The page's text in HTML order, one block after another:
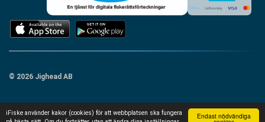
Endast nödvändiga
iFiske använder kakor (cookies) för att webbplatsen ska fungera
© 2026 Jighead AB